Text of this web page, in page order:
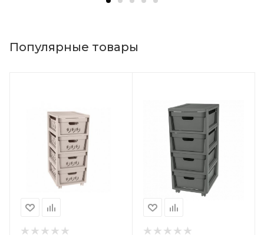
Популярные товары